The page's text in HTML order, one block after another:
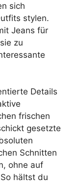
sich
stylen.
Jeans für
zu
Details
frischen
gesetzte
Schnitten
ohne auf
hältst du